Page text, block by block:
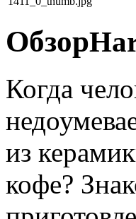
Обзор
Когда
из
кофе?